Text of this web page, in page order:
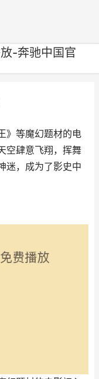
-奔驰中国官
》等魔幻题材的电
空肆意飞翔，挥舞
迷，成为了影史中